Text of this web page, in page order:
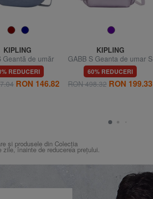
KIPLING
Geantă de umăr
mică
REDUCERI
RON 146.82
KIPLING
GABB S Geanta de umar S
60% REDUCERI
RON 498.32 RON 199.33
și produsele din Colecția
înainte de reducerea prețului.